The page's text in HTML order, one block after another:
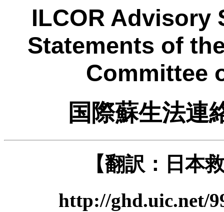
ILCOR Advisory
Statements of
Committee
国際蘇生法連
【翻訳：日本
http://ghd.uic.net/